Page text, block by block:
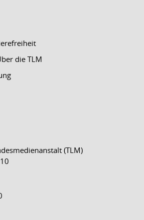
die TLM
(TLM)